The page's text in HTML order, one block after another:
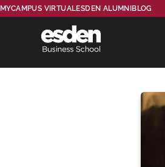
MYCAMPUS VIRTUALESDEN ALUMNI BLOG